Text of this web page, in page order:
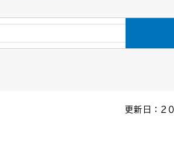
生活排水
市民安全
教育委員会
入学式・卒業式
救急・夜間診療
感染症
施設予約（まつぼっくり）
はたちの集い
指定管理者制度
公共事業の技術監理
議会
オープンデータ
更新日：